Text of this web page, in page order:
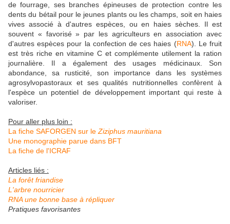
de fourrage, ses branches épineuses de protection contre les
dents du bétail pour le jeunes plants ou les champs, soit en haies
vives associé à d'autres espèces, ou en haies sèches. Il est
souvent « favorisé » par les agriculteurs en association avec
d'autres espèces pour la confection de ces haies (RNA). Le fruit
est très riche en vitamine C et complémente utilement la ration
journalière. Il a également des usages médicinaux. Son
abondance, sa rusticité, son importance dans les systèmes
agrosylvopastoraux et ses qualités nutritionnelles confèrent à
l'espèce un potentiel de développement important qui reste à
valoriser.
Pour aller plus loin :
La fiche SAFORGEN sur le Ziziphus mauritiana
Une monographie parue dans BFT
La fiche de l'ICRAF
Articles liés :
La forêt friandise
L'arbre nourricier
RNA une bonne base à répliquer
Pratiques favorisantes